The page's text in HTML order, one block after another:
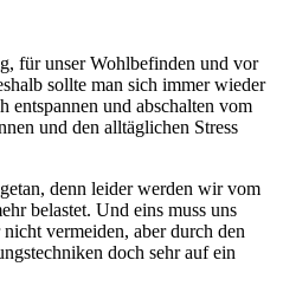
für unser Wohlbefinden und vor
sollte man sich immer wieder
entspannen und abschalten vom
und den alltäglichen Stress
denn leider werden wir vom
belastet. Und eins muss uns
vermeiden, aber durch den
doch sehr auf ein